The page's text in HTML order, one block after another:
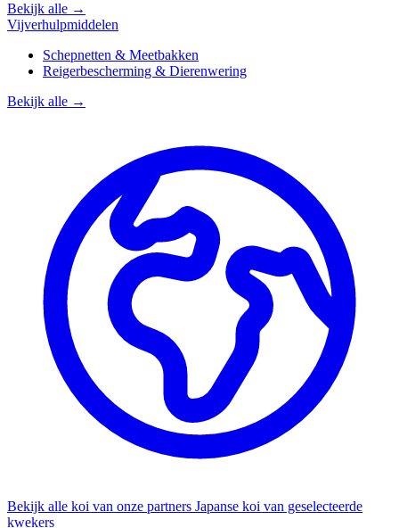
Bekijk alle →
Vijverhulpmiddelen
Schepnetten & Meetbakken
Reigerbescherming & Dierenwering
Bekijk alle →
Bekijk alle koi van onze partners Japanse koi van geselecteerde
kwekers